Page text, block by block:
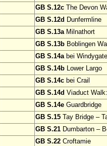
GB S.12c The Devon
GB S.12d Dunfermline
GB S.13aMilnathort
GB S.13b Boblingen
GB S.14abei
GB S.14b Lower Largo
GB S.14c bei Crail
GB S.14d Viaduct
GB S.14e Guardbridge
GB S.15 Tay Bridge –
GB S.21 Dumbarton –
GB S.22 Croftamie